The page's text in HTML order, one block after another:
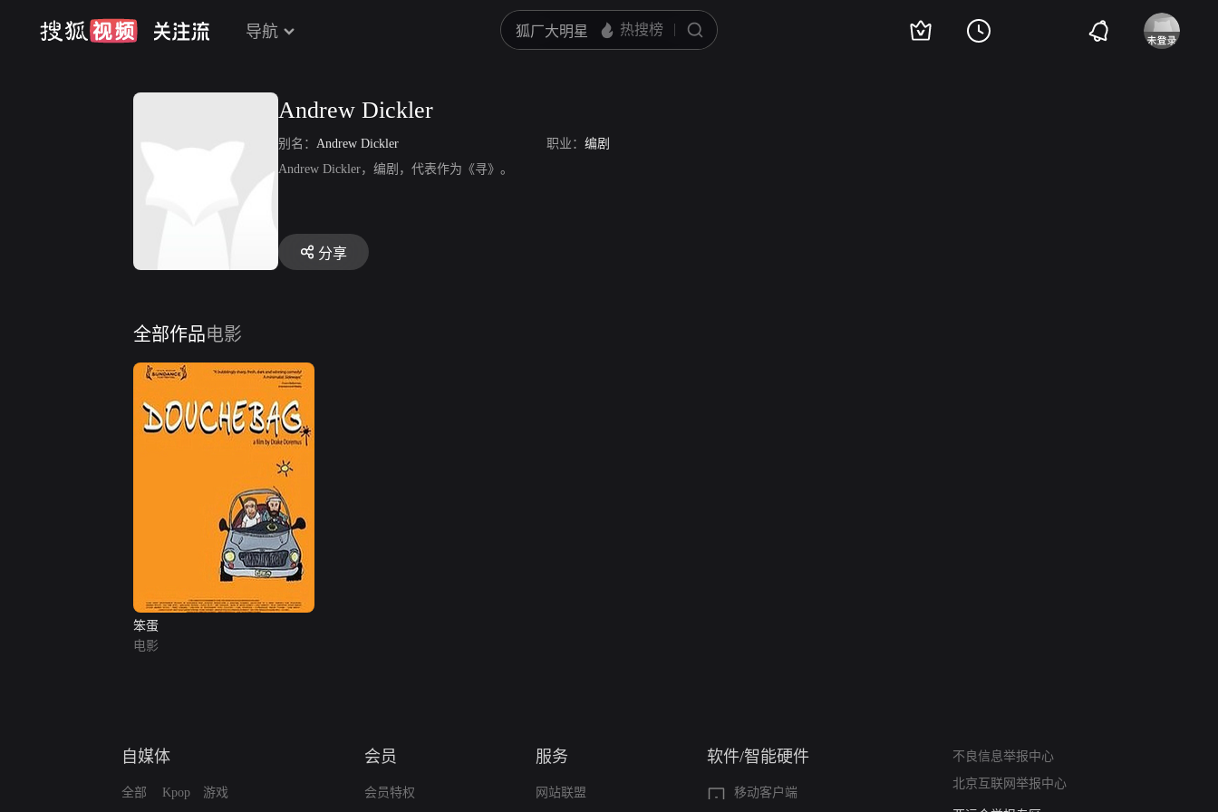
导航
Andrew Dickler
别名： Andrew Dickler 职业： 编剧
Andrew Dickler，编剧，代表作为《寻》。
分享
全部作品电影
笨蛋
电影
自媒体
全部 Kpop 游戏
会员
会员特权
服务
网站联盟
软件/智能硬件
移动客户端
不良信息举报中心
北京互联网举报中心
算法推荐专项举报